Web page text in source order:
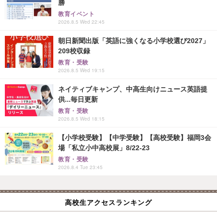
勝
教育イベント
2026.8.5 Wed 22:45
朝日新聞出版「英語に強くなる小学校選び2027」
209校収録
教育・受験
2026.8.5 Wed 19:15
ネイティブキャンプ、中高生向けニュース英語提
供...毎日更新
教育・受験
2026.8.5 Wed 18:15
【小学校受験】【中学受験】【高校受験】福岡3会
場「私立小中高校展」8/22-23
教育・受験
2026.8.4 Tue 23:45
高校生アクセスランキング